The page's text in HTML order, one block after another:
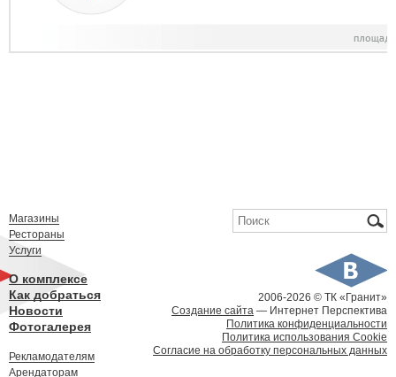
2006-2026 © ТК «Гранит»
Создание сайта — Интернет Перспектива
Политика конфиденциальности
Политика использования Cookie
Согласие на обработку персональных данных
Форма поиска
Поиск
Магазины
Рестораны
Услуги
О комплексе
Как добраться
Новости
Фотогалерея
Рекламодателям
Арендаторам